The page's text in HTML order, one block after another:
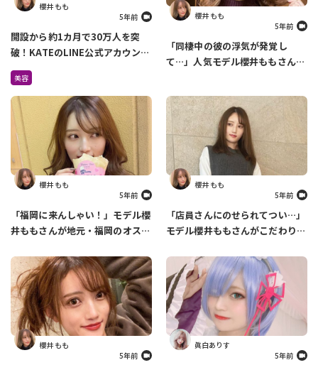
櫻井 もも
5年前
開設から約1カ月で30万人を突
破！KATEのLINE公式アカウント
でできるメイク診断がすごすぎ
る！
美容
櫻井 もも
5年前
「同棲中の彼の浮気が発覚し
て…」人気モデル櫻井ももさんが
櫻井 もも
5年前
「福岡に来んしゃい！」モデル櫻
井ももさんが地元・福岡のオスス
櫻井 もも
5年前
「店員さんにのせられてつい…」
モデル櫻井ももさんがこだわりの
櫻井 もも
5年前
眞白ありす
5年前